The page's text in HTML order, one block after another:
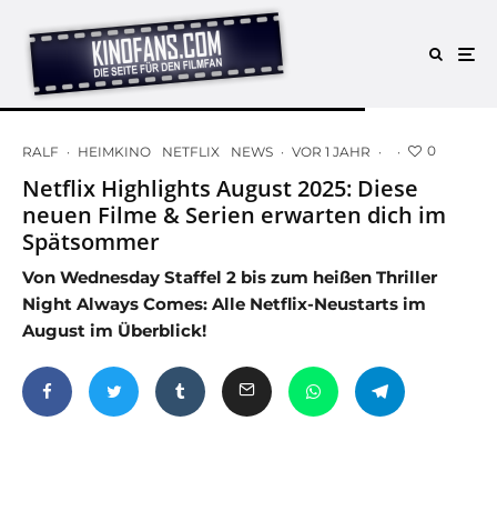
RALF · HEIMKINO NETFLIX NEWS · VOR 1 JAHR · · 0
Netflix Highlights August 2025: Diese
neuen Filme & Serien erwarten dich im
Spätsommer
Von Wednesday Staffel 2 bis zum heißen Thriller
Night Always Comes: Alle Netflix-Neustarts im
August im Überblick!